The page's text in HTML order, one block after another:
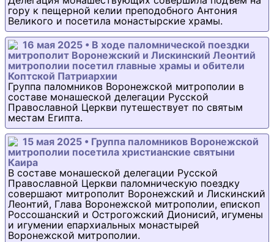
гору к пещерной келии преподобного Антония
Великого и посетила монастырские храмы.
16 мая 2025 • В ходе паломнической поездки
митрополит Воронежский и Лискинский Леонтий
митрополии посетил главные храмы и обители
Коптской Патриархии
Группа паломников Воронежской митрополии в
составе монашеской делегации Русской
Православной Церкви путешествует по святым
местам Египта.
15 мая 2025 • Группа паломников Воронежской
митрополии посетила христианские святыни
Каира
В составе монашеской делегации Русской
Православной Церкви паломническую поездку
совершают митрополит Воронежский и Лискинский
Леонтий, Глава Воронежской митрополии, епископ
Россошанский и Острогожский Дионисий, игумены
и игумении епархиальных монастырей
Воронежской митрополии.